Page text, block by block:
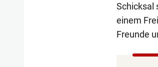
Schicksal
einem
Freunde